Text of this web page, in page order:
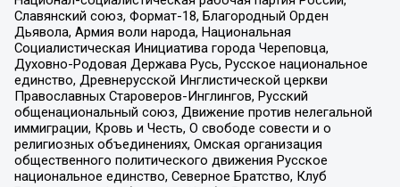
Славянский союз, Формат-18, Благородный Орден
Дьявола, Армия воли народа, Национальная
Социалистическая Инициатива города Череповца,
Духовно-Родовая Держава Русь, Русское национальное
единство, Древнерусской Инглистической церкви
Православных Староверов-Инглингов, Русский
общенациональный союз, Движение против нелегальной
иммиграции, Кровь и Честь, О свободе совести и о
религиозных объединениях, Омская организация
общественного политического движения Русское
национальное единство, Северное Братство, Клуб